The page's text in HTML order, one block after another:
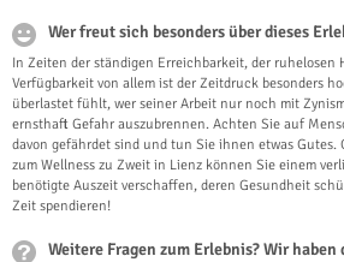
Wer freut sich besonders über dieses
In Zeiten der ständigen Erreichbarkeit, der ruhelosen
Verfügbarkeit von allem ist der Zeitdruck besonders
überlastet fühlt, wer seiner Arbeit nur noch mit
ernsthaft Gefahr auszubrennen. Achten Sie auf
davon gefährdet sind und tun Sie ihnen etwas Gutes.
zum Wellness zu Zweit in Lienz können Sie einem
benötigte Auszeit verschaffen, deren Gesundheit
Zeit spendieren!
Weitere Fragen zum Erlebnis? Wir